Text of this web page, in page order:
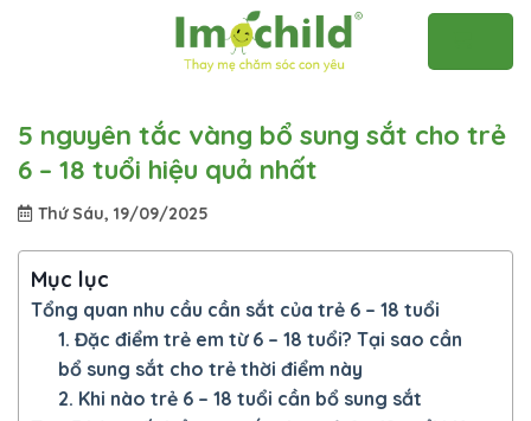
5 nguyên tắc vàng bổ sung sắt cho trẻ
6 – 18 tuổi hiệu quả nhất
Thứ Sáu, 19/09/2025
Mục lục
Tổng quan nhu cầu cần sắt của trẻ 6 – 18 tuổi
1. Đặc điểm trẻ em từ 6 – 18 tuổi? Tại sao cần
bổ sung sắt cho trẻ thời điểm này
2. Khi nào trẻ 6 – 18 tuổi cần bổ sung sắt